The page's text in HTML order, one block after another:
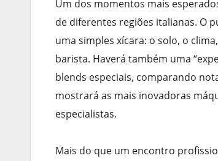
Um dos momentos mais
de diferentes regiões italianas. O
uma simples xícara: o solo, o
barista. Haverá também uma
blends especiais, comparando
mostrará as mais inovadoras
especialistas.
Mais do que um encontro